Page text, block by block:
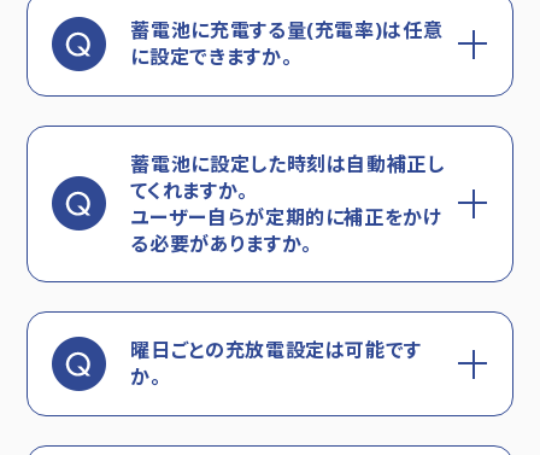
蓄電池に充電する量(充電率)は任意
に設定できますか。
蓄電池に設定した時刻は自動補正し
てくれますか。
ユーザー自らが定期的に補正をかけ
る必要がありますか。
曜日ごとの充放電設定は可能です
か。